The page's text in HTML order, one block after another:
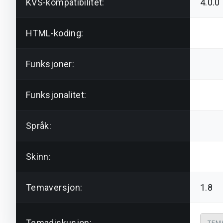
HTML-koding:
Funksjoner:
Funksjonalitet:
Språk:
Skinn:
Temaversjon: 1.8